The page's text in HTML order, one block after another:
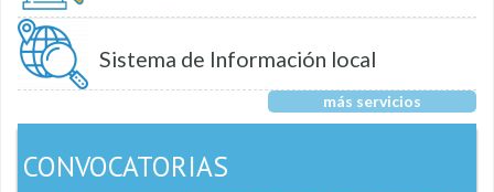
Sistema de Información local
más servicios
CONVOCATORIAS